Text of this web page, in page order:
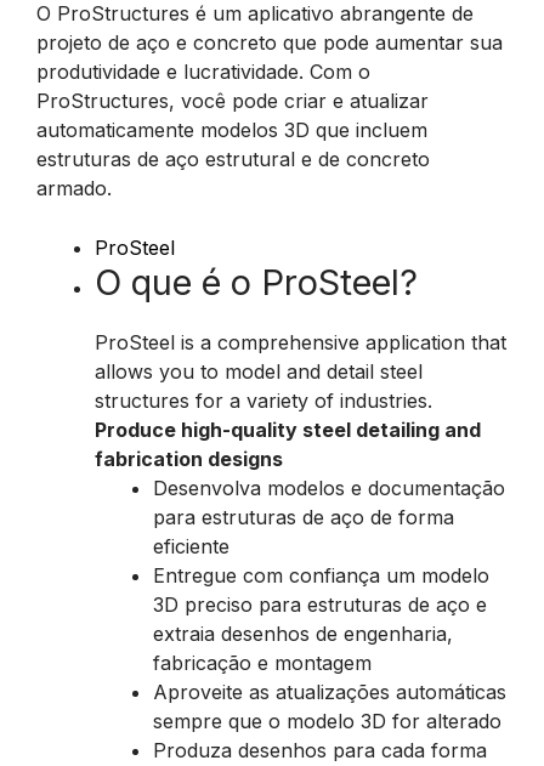
O ProStructures é um aplicativo abrangente de
projeto de aço e concreto que pode aumentar sua
produtividade e lucratividade. Com o
ProStructures, você pode criar e atualizar
automaticamente modelos 3D que incluem
estruturas de aço estrutural e de concreto
armado.
ProSteel
O que é o ProSteel?
ProSteel is a comprehensive application that
allows you to model and detail steel
structures for a variety of industries.
Produce high-quality steel detailing and
fabrication designs
Desenvolva modelos e documentação
para estruturas de aço de forma
eficiente
Entregue com confiança um modelo
3D preciso para estruturas de aço e
extraia desenhos de engenharia,
fabricação e montagem
Aproveite as atualizações automáticas
sempre que o modelo 3D for alterado
Produza desenhos para cada forma